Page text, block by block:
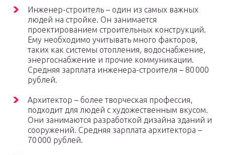
Инженер-строитель – один из самых важных
людей на стройке. Он занимается
проектированием строительных конструкций.
Ему необходимо учитывать много факторов,
таких как системы отопления, водоснабжение,
энергоснабжение и прочие коммуникации.
Средняя зарплата инженера-строителя – 80 000
рублей.
Архитектор – более творческая профессия,
подходит для людей с художественным вкусом.
Они занимаются разработкой дизайна зданий и
сооружений. Средняя зарплата архитектора –
70 000 рублей.